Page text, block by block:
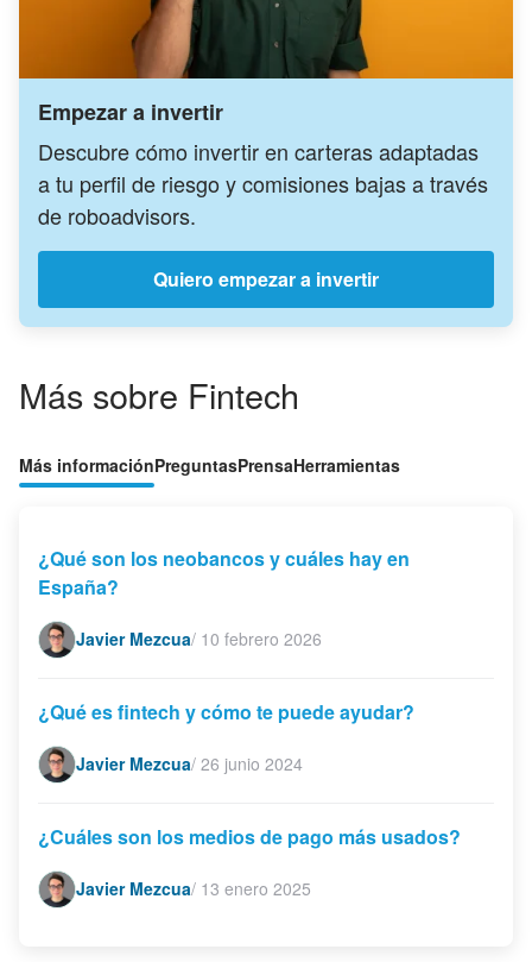
Empezar a invertir
Descubre cómo invertir en carteras adaptadas
a tu perfil de riesgo y comisiones bajas a través
de roboadvisors.
Quiero empezar a invertir
Más sobre Fintech
Más informaciónPreguntasPrensaHerramientas
¿Qué son los neobancos y cuáles hay en
España?
Javier Mezcua/ 10 febrero 2026
¿Qué es fintech y cómo te puede ayudar?
Javier Mezcua/ 26 junio 2024
¿Cuáles son los medios de pago más usados?
Javier Mezcua/ 13 enero 2025